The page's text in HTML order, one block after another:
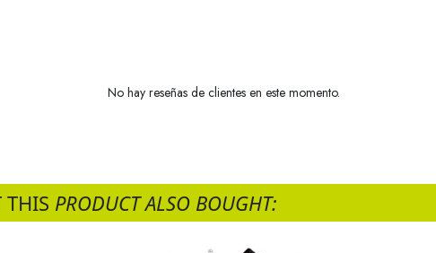
No hay reseñas de clientes en este momento.
THIS PRODUCT ALSO BOUGHT: